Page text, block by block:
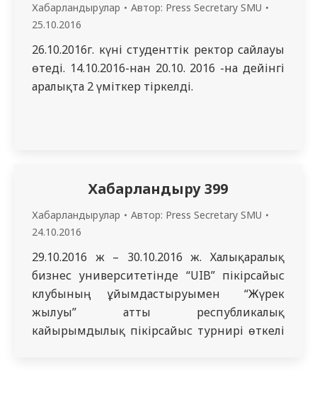
Хабарландырулар Автор: Press Secretary SMU
25.10.2016
26.10.2016г. күні студенттік ректор сайлауы
өтеді. 14.10.2016-нан 20.10. 2016 -на дейінгі
аралықта 2 үміткер тіркелді.
Хабарландыру 399
Хабарландырулар Автор: Press Secretary SMU
24.10.2016
29.10.2016 ж – 30.10.2016 ж. Халықаралық
бизнес университетінде “UIB” пікірсайыс
клубының ұйымдастыруымен “Жүрек
жылуы” атты республикалық
кайырымдылық пікірсайыс турнирі өткелі